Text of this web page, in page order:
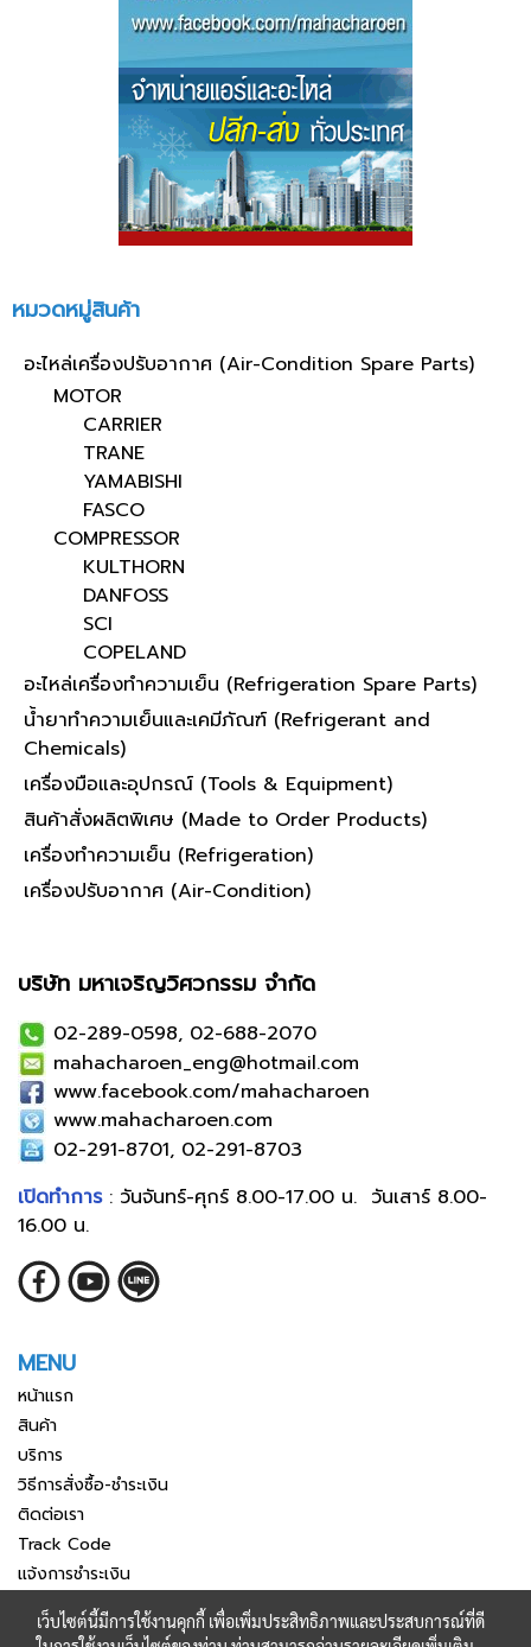
หมวดหมู่สินค้า
อะไหล่เครื่องปรับอากาศ (Air-Condition Spare Parts)
MOTOR
CARRIER
TRANE
YAMABISHI
FASCO
COMPRESSOR
KULTHORN
DANFOSS
SCI
COPELAND
อะไหล่เครื่องทำความเย็น (Refrigeration Spare Parts)
น้ำยาทำความเย็นและเคมีภัณฑ์ (Refrigerant and
Chemicals)
เครื่องมือและอุปกรณ์ (Tools & Equipment)
สินค้าสั่งผลิตพิเศษ (Made to Order Products)
เครื่องทำความเย็น (Refrigeration)
เครื่องปรับอากาศ (Air-Condition)
บริษัท มหาเจริญวิศวกรรม จำกัด
02-289-0598, 02-688-2070
mahacharoen_eng@hotmail.com
www.facebook.com/mahacharoen
www.mahacharoen.com
02-291-8701, 02-291-8703
เปิดทำการ: วันจันทร์-ศุกร์ 8.00-17.00 น. วันเสาร์ 8.00-
16.00 น.
MENU
หน้าแรก
สินค้า
บริการ
วิธีการสั่งซื้อ-ชำระเงิน
ติดต่อเรา
Track Code
แจ้งการชำระเงิน
เว็บไซต์นี้มีการใช้งานคุกกี้ เพื่อเพิ่มประสิทธิภาพและประสบการณ์ที่ดี